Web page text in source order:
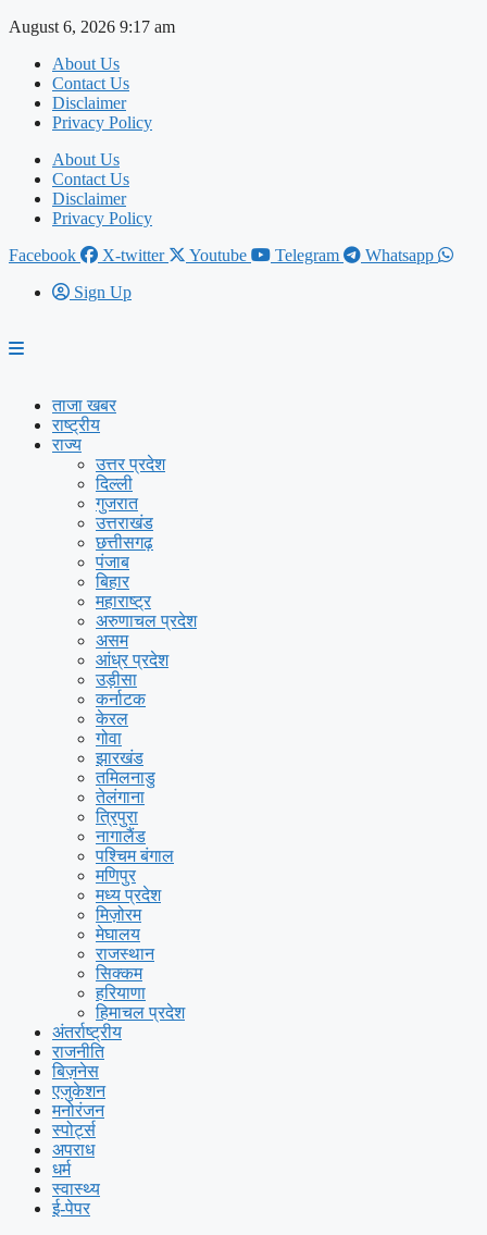
Skip
content
August 6, 2026 9:17 am
About Us
Contact Us
Disclaimer
Privacy Policy
About Us
Contact Us
Disclaimer
Privacy Policy
Facebook
X-twitter Youtube Telegram
Whatsapp
Sign Up
ताजा खबर
राष्ट्रीय
राज्य
उत्तर प्रदेश
दिल्ली
गुजरात
उत्तराखंड
छत्तीसगढ़
पंजाब
बिहार
महाराष्ट्र
अरुणाचल प्रदेश
असम
आंध्र प्रदेश
उड़ीसा
कर्नाटक
केरल
गोवा
झारखंड
तमिलनाडु
तेलंगाना
त्रिपुरा
नागालैंड
पश्चिम बंगाल
मणिपुर
मध्य प्रदेश
मिज़ोरम
मेघालय
राजस्थान
सिक्कम
हरियाणा
हिमाचल प्रदेश
अंतर्राष्ट्रीय
राजनीति
बिज़नेस
एजुकेशन
मनोरंजन
स्पोर्ट्स
अपराध
धर्म
स्वास्थ्य
ई-पेपर